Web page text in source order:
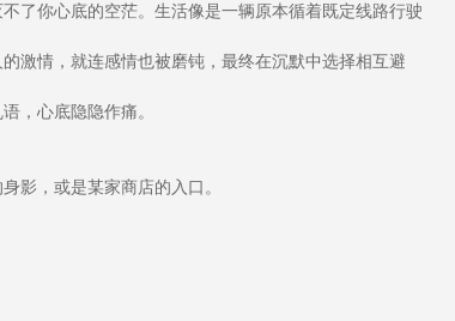
了你心底的空茫。生活像是一辆原本循着既定线路行驶
激情，就连感情也被磨钝，最终在沉默中选择相互避
，心底隐隐作痛。
影，或是某家商店的入口。